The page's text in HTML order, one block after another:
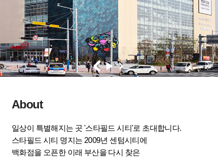
About
일상이 특별해지는 곳 '스타필드 시티'로 초대합니다.
스타필드 시티 명지는 2009년 센텀시티에
백화점을 오픈한 이래 부산을 다시 찾은